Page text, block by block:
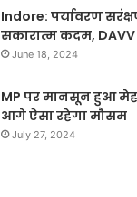
Indore: पर्यावरण
सकारात्म कदम, DAVV
June 18, 2024
MP पर मानसून हुआ
आगे ऐसा रहेगा मौसम
July 27, 2024